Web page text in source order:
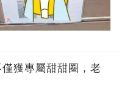
獲專屬甜甜圈，老